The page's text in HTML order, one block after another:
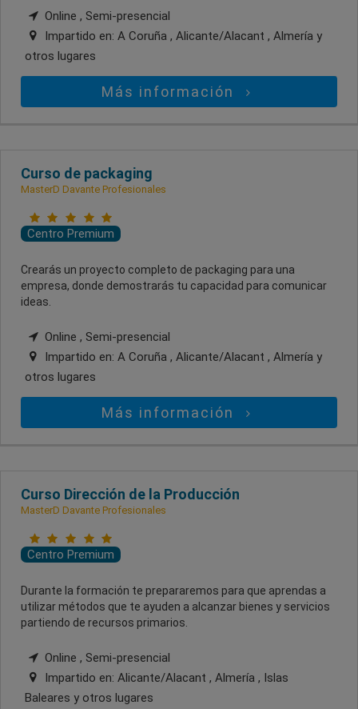
Online , Semi-presencial
Impartido en: A Coruña , Alicante/Alacant , Almería y
otros lugares
Más información
Curso de packaging
MasterD Davante Profesionales
Centro Premium
Crearás un proyecto completo de packaging para una
empresa, donde demostrarás tu capacidad para comunicar
ideas.
Online , Semi-presencial
Impartido en: A Coruña , Alicante/Alacant , Almería y
otros lugares
Más información
Curso Dirección de la Producción
MasterD Davante Profesionales
Centro Premium
Durante la formación te prepararemos para que aprendas a
utilizar métodos que te ayuden a alcanzar bienes y servicios
partiendo de recursos primarios.
Online , Semi-presencial
Impartido en: Alicante/Alacant , Almería , Islas
Baleares y otros lugares